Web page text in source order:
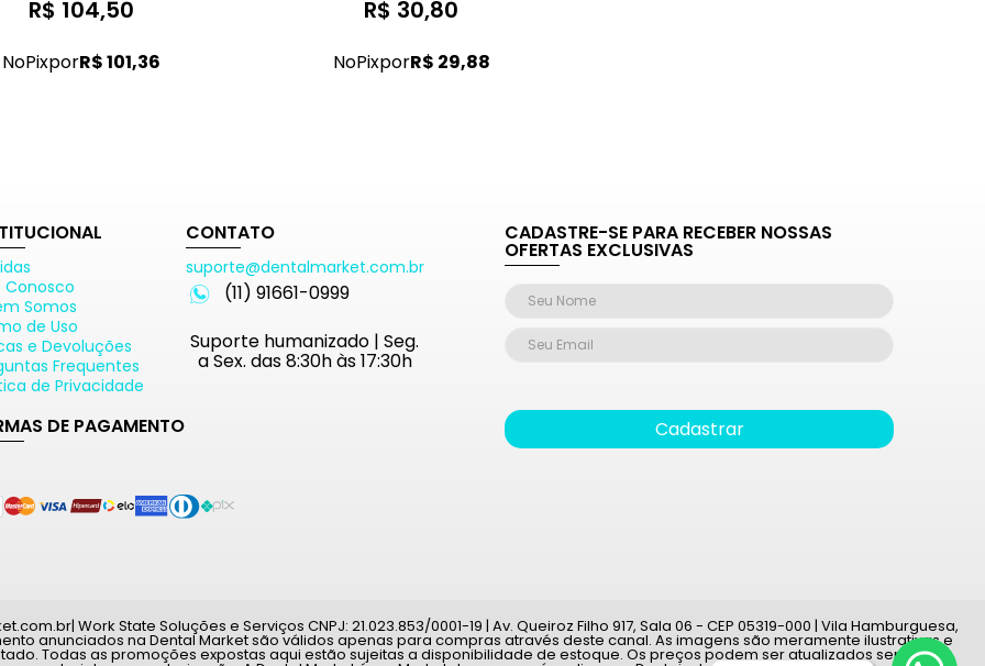
R$ 104,50
NoPixporR$ 101,36
R$ 30,80
NoPixporR$ 29,88
Conosco
Somos
de Uso
e Devoluções
Frequentes
de Privacidade
CONTATO
suporte@dentalmarket.com.br
(11) 91661-0999
Suporte humanizado | Seg.
a Sex. das 8:30h às 17:30h
DE PAGAMENTO
CADASTRE-SE PARA RECEBER NOSSAS
OFERTAS EXCLUSIVAS
Cadastrar
Work State Soluções e Serviços CNPJ: 21.023.853/0001-19 | Av. Queiroz Filho 917, Sala 06 - CEP 05319-000 | Vila Hamburguesa,
anunciados na Dental Market são válidos apenas para compras através deste canal. As imagens são meramente ilustrativas e
Todas as promoções expostas aqui estão sujeitas a disponibilidade de estoque. Os preços podem ser atualizados sem aviso